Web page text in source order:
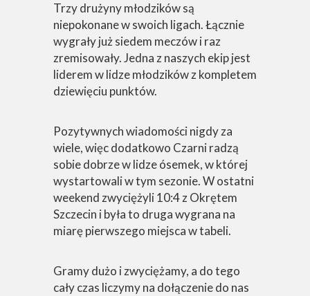
Trzy drużyny młodzików są
niepokonane w swoich ligach. Łącznie
wygrały już siedem meczów i raz
zremisowały. Jedna z naszych ekip jest
liderem w lidze młodzików z kompletem
dziewięciu punktów.
Pozytywnych wiadomości nigdy za
wiele, więc dodatkowo Czarni radzą
sobie dobrze w lidze ósemek, w której
wystartowali w tym sezonie. W ostatni
weekend zwyciężyli 10:4 z Okrętem
Szczecin i była to druga wygrana na
miarę pierwszego miejsca w tabeli.
Gramy dużo i zwyciężamy, a do tego
cały czas liczymy na dołączenie do nas